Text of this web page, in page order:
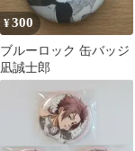
¥300
ブルーロック 缶バッジ
凪誠士郎